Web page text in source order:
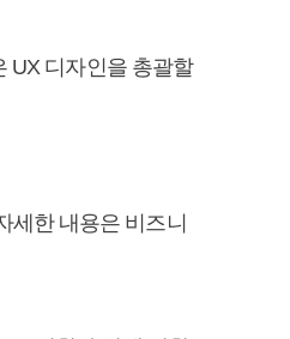
UX 디자인을 총괄할
세한 내용은 비즈니